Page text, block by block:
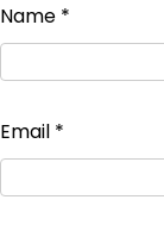
Name *
Email *